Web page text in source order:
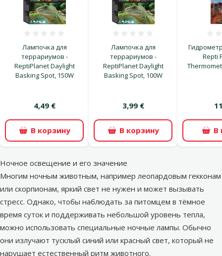
Лампочка для
террариумов -
ReptiPlanet Daylight
Basking Spot, 150W
4,49 €
В корзину
Лампочка для
террариумов -
ReptiPlanet Daylight
Basking Spot, 100W
3,99 €
В корзину
Repti
В
Ночное освещение и его значение
Многим ночным животным, например леопардовым гекконам
или скорпионам, яркий свет не нужен и может вызывать
стресс. Однако, чтобы наблюдать за питомцем в тёмное
время суток и поддерживать небольшой уровень тепла,
можно использовать специальные ночные лампы. Обычно
они излучают тусклый синий или красный свет, который не
нарушает естественный ритм животного.